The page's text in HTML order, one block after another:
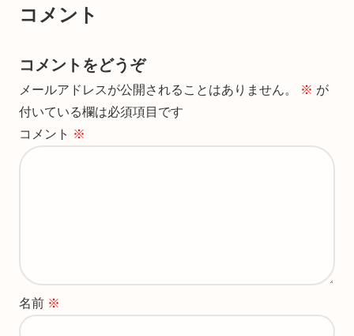
コメント
コメントをどうぞ
メールアドレスが公開されることはありません。 ※ が
付いている欄は必須項目です
コメント ※
名前 ※